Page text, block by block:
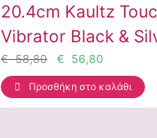
20.4cm Kaultz
Vibrator Black &
€ 58,80 € 56,80
Προσθήκη στο καλάθι